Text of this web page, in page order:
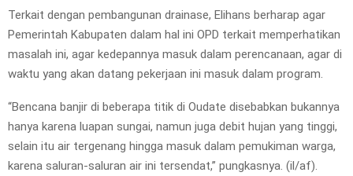
Terkait dengan pembangunan drainase, Elihans berharap agar
Pemerintah Kabupaten dalam hal ini OPD terkait memperhatikan
masalah ini, agar kedepannya masuk dalam perencanaan, agar di
waktu yang akan datang pekerjaan ini masuk dalam program.
“Bencana banjir di beberapa titik di Oudate disebabkan bukannya
hanya karena luapan sungai, namun juga debit hujan yang tinggi,
selain itu air tergenang hingga masuk dalam pemukiman warga,
karena saluran-saluran air ini tersendat,” pungkasnya. (il/af).